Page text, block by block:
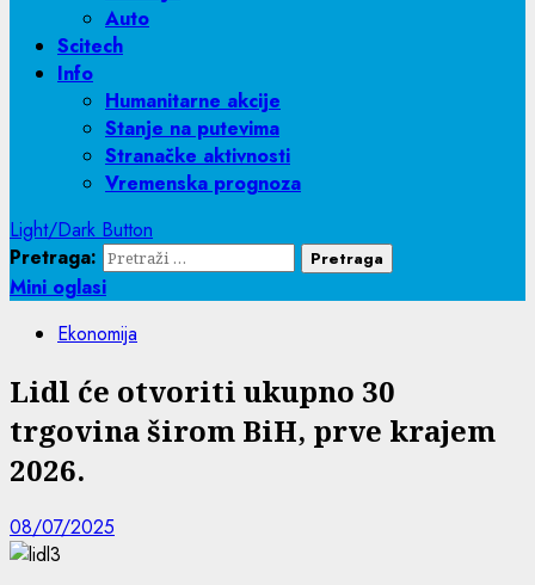
Auto
Scitech
Info
Humanitarne akcije
Stanje na putevima
Stranačke aktivnosti
Vremenska prognoza
Light/Dark Button
Pretraga:
Mini oglasi
Ekonomija
Lidl će otvoriti ukupno 30
trgovina širom BiH, prve krajem
2026.
08/07/2025